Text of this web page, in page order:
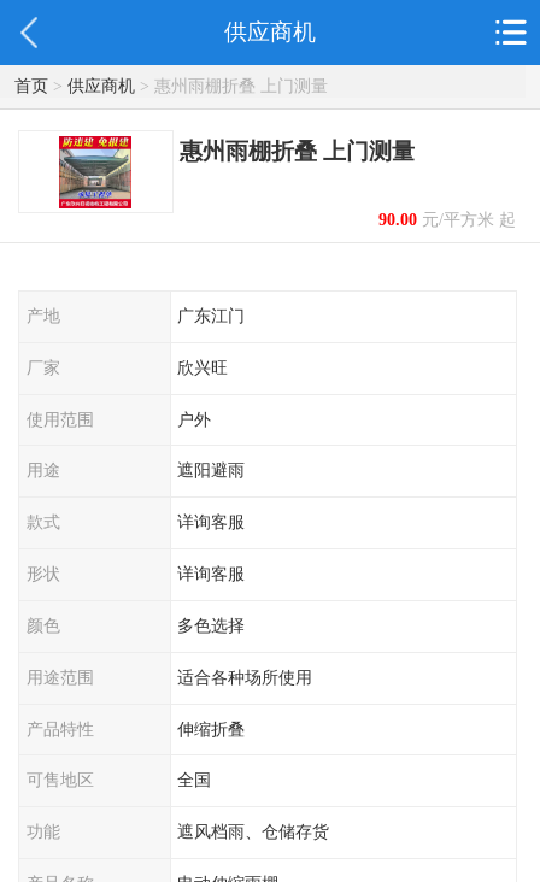
供应商机
首页> 供应商机> 惠州雨棚折叠 上门测量
惠州雨棚折叠 上门测量
90.00元/平方米 起
产地 广东江门
厂家 欣兴旺
使用范围 户外
用途 遮阳避雨
款式 详询客服
形状 详询客服
颜色 多色选择
用途范围 适合各种场所使用
产品特性 伸缩折叠
可售地区 全国
功能 遮风档雨、仓储存货